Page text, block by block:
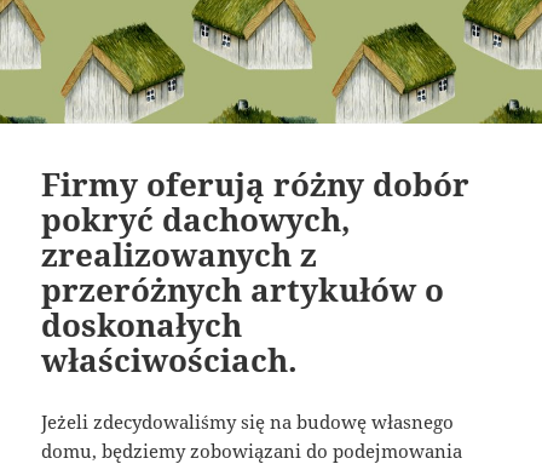
Firmy oferują różny dobór
pokryć dachowych,
zrealizowanych z
przeróżnych artykułów o
doskonałych
właściwościach.
Jeżeli zdecydowaliśmy się na budowę własnego
domu, będziemy zobowiązani do podejmowania